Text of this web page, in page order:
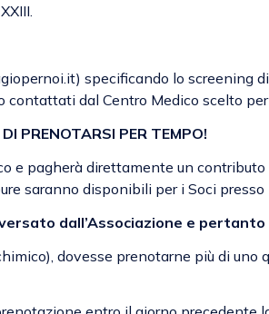
specificando lo screening
dal Centro Medico scelto
PRENOTARSI PER TEMPO!
e pagherà direttamente un
saranno disponibili per i Soci
dall’Associazione e
dovesse prenotarne più di uno